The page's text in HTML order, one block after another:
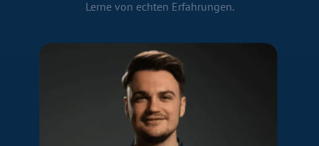
Lerne von echten Erfahrungen.